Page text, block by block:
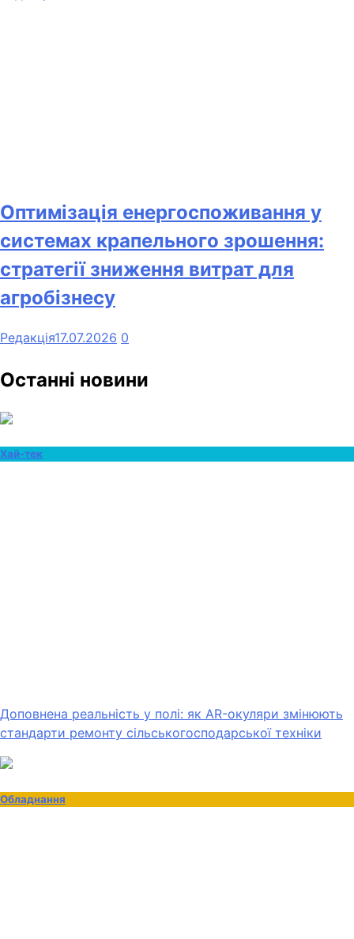
Оптимізація енергоспоживання у
системах крапельного зрошення:
стратегії зниження витрат для
агробізнесу
Редакція17.07.2026 0
Останні новини
Хай-тек
Доповнена реальність у полі: як AR-окуляри змінюють
стандарти ремонту сільськогосподарської техніки
Обладнання